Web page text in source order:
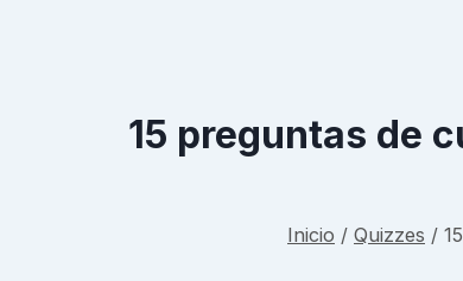
15 preguntas de
Inicio / Quizzes /